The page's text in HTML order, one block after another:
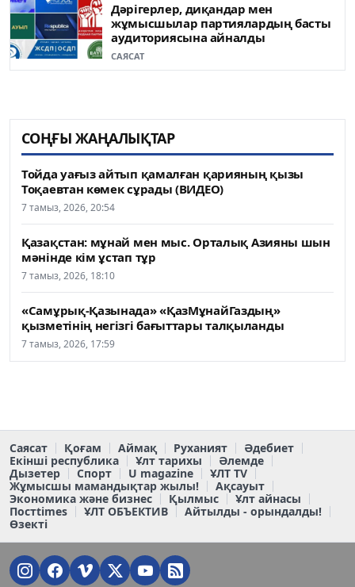
Дәрігерлер, диқандар мен
жұмысшылар партиялардың басты
аудиториясына айналды
САЯСАТ
СОҢҒЫ ЖАҢАЛЫҚТАР
Тойда уағыз айтып қамалған қарияның қызы
Тоқаевтан көмек сұрады (ВИДЕО)
7 тамыз, 2026, 20:54
Қазақстан: мұнай мен мыс. Орталық Азияны шын
мәнінде кім ұстап тұр
7 тамыз, 2026, 18:10
«Самұрық-Қазынада» «ҚазМұнайГаздың»
қызметінің негізгі бағыттары талқыланды
7 тамыз, 2026, 17:59
Саясат Қоғам Аймақ Руханият
Әдебиет
Екінші республика
Ұлт тарихы
Әлемде
Дызетер
Спорт U magazine
ҰЛТ TV
Жұмысшы мамандықтар жылы!
Ақсауыт
Экономика және бизнес
Қылмыс
Ұлт айнасы
Постtimes
ҰЛТ ОБЪЕКТИВ
Айтылды - орындалды!
Өзекті